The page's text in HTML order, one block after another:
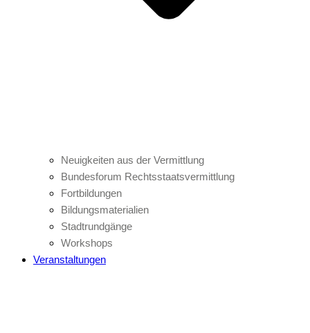
Neuigkeiten aus der Vermittlung
Bundesforum Rechtsstaatsvermittlung
Fortbildungen
Bildungsmaterialien
Stadtrundgänge
Workshops
Veranstaltungen